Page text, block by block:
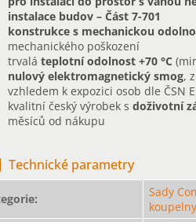
instalace budov – Část 7-701
konstrukce s mechanickou
mechanického poškození
trvalá teplotní odolnost +70 °C
nulový elektromagnetický smog,
vzhledem k expozici osob dle ČSN
kvalitní český výrobek s doživotní
měsíců od nákupu
Technické parametry
:
Sady
koupelny